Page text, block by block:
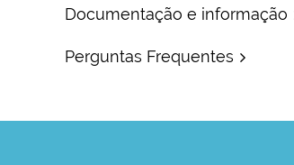
Documentação e informação
Perguntas Frequentes